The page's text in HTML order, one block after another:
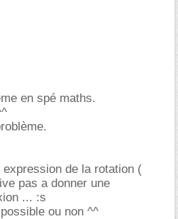
en spé maths.
de la rotation (
pas a donner une
... :s
ou non ^^